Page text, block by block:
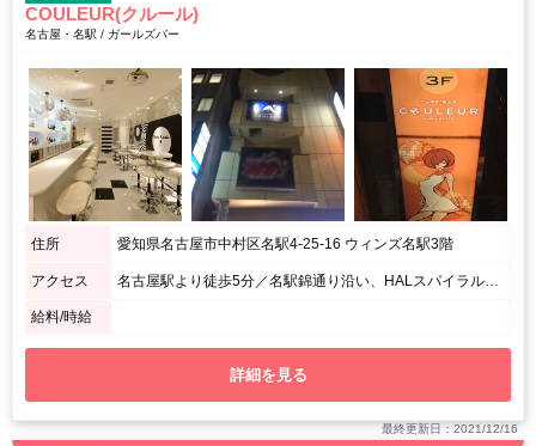
COULEUR(クルール)
名古屋・名駅 / ガールズバー
住所 愛知県名古屋市中村区名駅4-25-16 ウィンズ名駅3階
アクセス 名古屋駅より徒歩5分／名駅錦通り沿い、HALスパイラルよりすぐそば
給料/時給
詳細を見る
最終更新日：2021/12/16